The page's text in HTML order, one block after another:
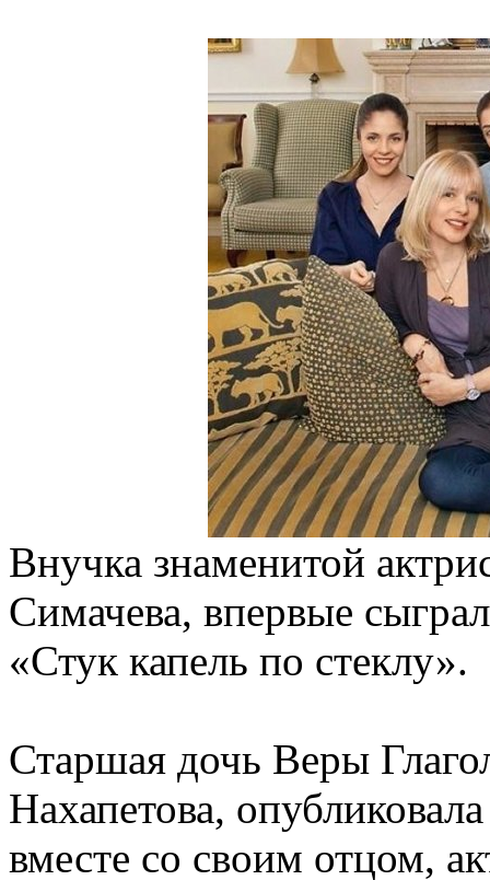
Внучка знаменитой
Симачева, впервые
«Стук капель по стеклу».
Старшая дочь Веры
Нахапетова,
вместе со своим отцом,